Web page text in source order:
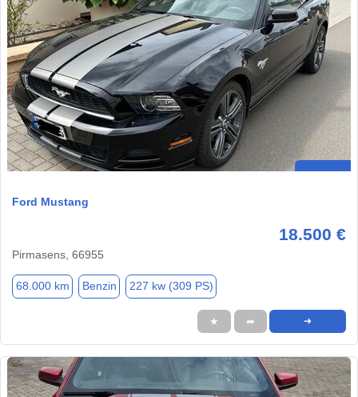
Ford Mustang
18.500 €
Pirmasens, 66955
68.000 km Benzin 227 kw (309 PS)
★ ➦ ➜